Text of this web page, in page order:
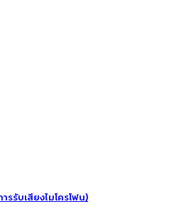
รับเสียงไมโครโฟน)